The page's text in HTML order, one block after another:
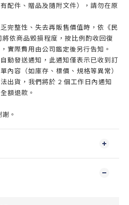
配件、贈品及隨附文件），請勿在原
完整性、失去再販售價值時，依《民
依商品毀損程度，按比例酌收回復
實際費用由公司鑑定後另行告知。
動發送通知，此通知僅表示已收到訂
內容（如庫存、標價、規格等異常）
出貨，我們將於 2 個工作日內通知
額退款。
。